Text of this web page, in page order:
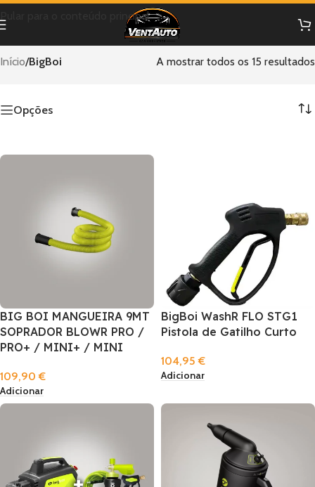
Pular para o conteúdo principal
Início/BigBoi A mostrar todos os 15 resultados
Opções
BIG BOI MANGUEIRA 9MT
SOPRADOR BLOWR PRO /
PRO+ / MINI+ / MINI
109,90€
Adicionar
BigBoi WashR FLO STG1
Pistola de Gatilho Curto
104,95€
Adicionar